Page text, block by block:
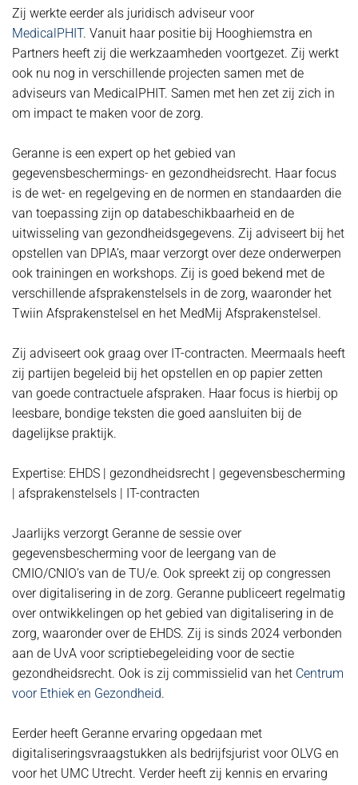
Zij werkte eerder als juridisch adviseur voor
MedicalPHIT. Vanuit haar positie bij Hooghiemstra en
Partners heeft zij die werkzaamheden voortgezet. Zij werkt
ook nu nog in verschillende projecten samen met de
adviseurs van MedicalPHIT. Samen met hen zet zij zich in
om impact te maken voor de zorg.
Geranne is een expert op het gebied van
gegevensbeschermings- en gezondheidsrecht. Haar focus
is de wet- en regelgeving en de normen en standaarden die
van toepassing zijn op databeschikbaarheid en de
uitwisseling van gezondheidsgegevens. Zij adviseert bij het
opstellen van DPIA’s, maar verzorgt over deze onderwerpen
ook trainingen en workshops. Zij is goed bekend met de
verschillende afsprakenstelsels in de zorg, waaronder het
Twiin Afsprakenstelsel en het MedMij Afsprakenstelsel.
Zij adviseert ook graag over IT-contracten. Meermaals heeft
zij partijen begeleid bij het opstellen en op papier zetten
van goede contractuele afspraken. Haar focus is hierbij op
leesbare, bondige teksten die goed aansluiten bij de
dagelijkse praktijk.
Expertise: EHDS | gezondheidsrecht | gegevensbescherming
| afsprakenstelsels | IT-contracten
Jaarlijks verzorgt Geranne de sessie over
gegevensbescherming voor de leergang van de
CMIO/CNIO’s van de TU/e. Ook spreekt zij op congressen
over digitalisering in de zorg. Geranne publiceert regelmatig
over ontwikkelingen op het gebied van digitalisering in de
zorg, waaronder over de EHDS. Zij is sinds 2024 verbonden
aan de UvA voor scriptiebegeleiding voor de sectie
gezondheidsrecht. Ook is zij commissielid van het Centrum
voor Ethiek en Gezondheid.
Eerder heeft Geranne ervaring opgedaan met
digitaliseringsvraagstukken als bedrijfsjurist voor OLVG en
voor het UMC Utrecht. Verder heeft zij kennis en ervaring